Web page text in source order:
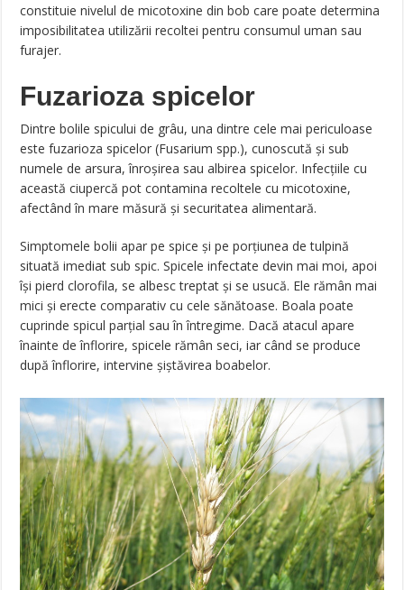
constituie nivelul de micotoxine din bob care poate determina
imposibilitatea utilizării recoltei pentru consumul uman sau
furajer.
Fuzarioza spicelor
Dintre bolile spicului de grâu, una dintre cele mai periculoase
este fuzarioza spicelor (Fusarium spp.), cunoscută şi sub
numele de arsura, înroşirea sau albirea spicelor. Infecţiile cu
această ciupercă pot contamina recoltele cu micotoxine,
afectând în mare măsură şi securitatea alimentară.
Simptomele bolii apar pe spice şi pe porţiunea de tulpină
situată imediat sub spic. Spicele infectate devin mai moi, apoi
îşi pierd clorofila, se albesc treptat şi se usucă. Ele rămân mai
mici şi erecte comparativ cu cele sănătoase. Boala poate
cuprinde spicul parţial sau în întregime. Dacă atacul apare
înainte de înflorire, spicele rămân seci, iar când se produce
după înflorire, intervine şiştăvirea boabelor.